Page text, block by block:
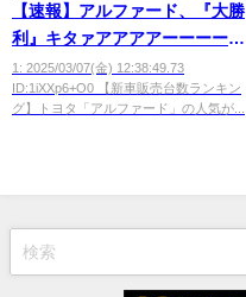
【速報】アルファード、『大勝
利』キタァアアアアーーーーー
ー！！！！！！
1: 2025/03/07(金) 12:38:49.73
ID:1iXXp6+O0 【新車販売台数ランキン
グ】トヨタ「アルファード」の人気が...